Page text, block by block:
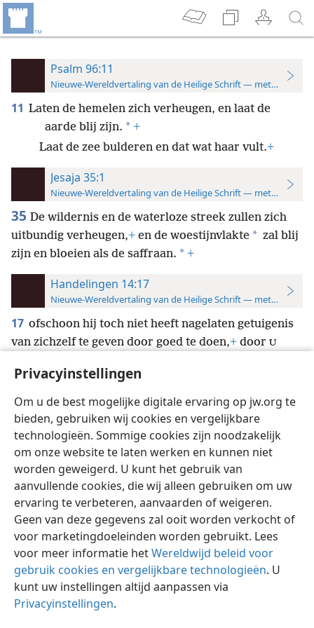
Privacyinstellingen
Om u de best mogelijke digitale ervaring op jw.org te
bieden, gebruiken wij cookies en vergelijkbare
technologieën. Sommige cookies zijn noodzakelijk
om onze website te laten werken en kunnen niet
worden geweigerd. U kunt het gebruik van
aanvullende cookies, die wij alleen gebruiken om uw
ervaring te verbeteren, aanvaarden of weigeren.
Geen van deze gegevens zal ooit worden verkocht of
voor marketingdoeleinden worden gebruikt. Lees
voor meer informatie hetWereldwijd beleid voor
gebruik cookies en vergelijkbare technologieën. U
kunt uw instellingen altijd aanpassen via
Privacyinstellingen.
Psalm 96:11
Nieuwe-Wereldvertaling van de Heilige Schrift — met
11 Laten de hemelen zich verheugen, en laat de
aarde blij zijn. * +
Laat de zee bulderen en dat wat haar vult.+
Jesaja 35:1
Nieuwe-Wereldvertaling van de Heilige Schrift — met
35 De wildernis en de waterloze streek zullen zich
uitbundig verheugen,+ en de woestijnvlakte * zal blij
zijn en bloeien als de saffraan. * +
Handelingen 14:17
Nieuwe-Wereldvertaling van de Heilige Schrift — met
17 ofschoon hij toch niet heeft nagelaten getuigenis
van zichzelf te geven door goed te doen,+ door U
geven, doorUWhart overvloedig met voedsel en
vrolijkheid te vervullen.”+
Nederlands Instellingen
Copyright © 2026 Watch Tower Bible and Tract Society of Pennsylvania
Gebruiksvoorwaarden Privacybeleid
Privacyinstellingen
Inloggen